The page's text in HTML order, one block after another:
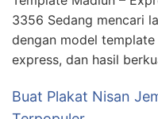
3356 Sedang mencari
dengan model
express, dan hasil
Buat Plakat Nisan